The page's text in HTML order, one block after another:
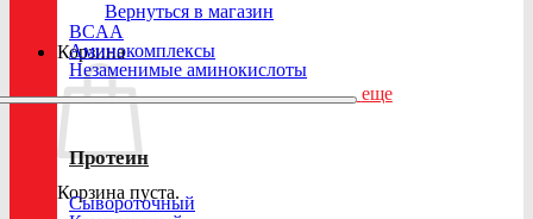
Вернуться в магазин
Корзина
Корзина пуста.
BCAA
Аминокомплексы
Незаменимые аминокислоты
еще
Протеин
Сывороточный